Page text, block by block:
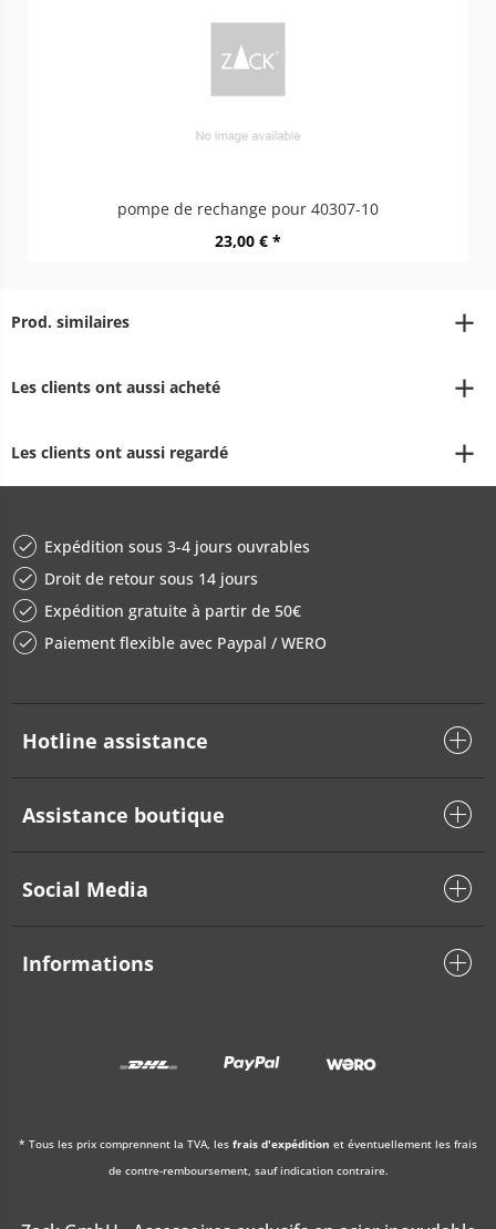
pompe de rechange pour 40307-10
23,00 € *
Prod. similaires
Les clients ont aussi acheté
Les clients ont aussi regardé
Expédition sous 3-4 jours ouvrables
Droit de retour sous 14 jours
Expédition gratuite à partir de 50€
Paiement flexible avec Paypal / WERO
Hotline assistance
Assistance boutique
Social Media
Informations
* Tous les prix comprennent la TVA, les frais d'expédition et éventuellement les frais
de contre-remboursement, sauf indication contraire.